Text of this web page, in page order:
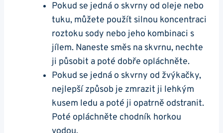
Pokud se jedná o skvrny od oleje ⁢nebo
tuku, můžete ‌použít silnou⁢ koncentraci
roztoku ‌sody nebo jeho⁢ kombinaci s
jílem. Naneste⁣ směs na skvrnu, nechte
ji působit a poté dobře opláchněte.
Pokud se‍ jedná ‍o​ skvrny od žvýkačky,
nejlepší způsob je zmrazit ji lehkým
kusem ledu a poté ji opatrně ‍odstranit.
Poté⁣ opláchněte chodník horkou